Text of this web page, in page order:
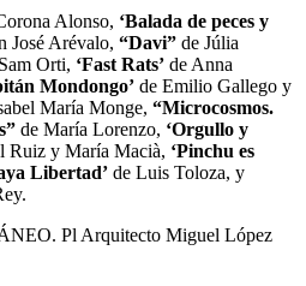
Alonso, ‘Balada de peces y
José Arévalo, “Davi” de Júlia
Orti, ‘Fast Rats’ de Anna
Mondongo’ de Emilio Gallego y
María Monge, “Microcosmos.
de María Lorenzo, ‘Orgullo y
Ruiz y María Macià, ‘Pinchu es
Libertad’ de Luis Toloza, y
Pl Arquitecto Miguel López